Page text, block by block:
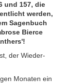
und 157, die
werden,
Sagenbuch
Bierce
Monaten ein